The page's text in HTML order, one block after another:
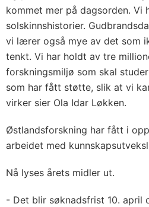
kommet mer på dagsorden. Vi
solskinnshistorier.
vi lærer også mye av det som
tenkt. Vi har holdt av tre
forskningsmiljø som skal
som har fått støtte, slik at vi
virker sier Ola Idar Løkken.
Østlandsforskning har fått i
arbeidet med
Nå lyses årets midler ut.
- Det blir søknadsfrist 10. april